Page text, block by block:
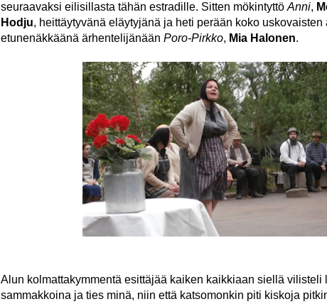
seuraavaksi eilisillasta tähän estradille. Sitten mökintyttö Anni,
Hodju, heittäytyvänä eläytyjänä ja heti perään koko uskovaisten
etunenäkkäänä ärhentelijänään Poro-Pirkko, Mia Halonen.
Alun kolmattakymmentä esittäjää kaiken kaikkiaan siellä vilisteli
sammakkoina ja ties minä, niin että katsomonkin piti kiskoja